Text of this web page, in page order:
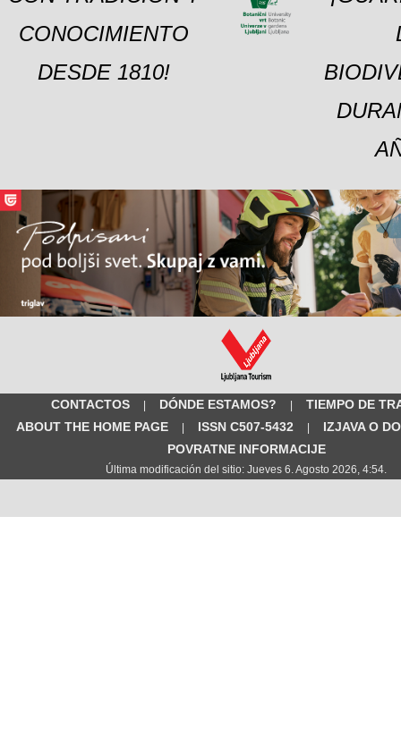
CONOCIMIENTO
DESDE 1810!
CONTACTOS | DÓNDE ESTAMOS? |
TIEMPO DE
ABOUT THE HOME PAGE
| ISSN C507-5432 |
IZJAVA O
POVRATNE INFORMACIJE
Última modificación del sitio: Jueves 6. Agosto 2026, 4:54.